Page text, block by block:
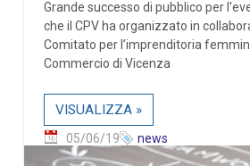
Grande successo di pubblico per
che il CPV ha organizzato in
Comitato per l’imprenditoria
Commercio di Vicenza
VISUALIZZA »
05/06/19 news